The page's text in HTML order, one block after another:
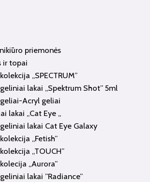
priemonės
ir topai
„SPECTRUM”
geliniai lakai „Spektrum Shot” 5ml
geliai-Acryl geliai
lakai „Cat Eye „
geliniai lakai Cat Eye Galaxy
„Fetish”
„TOUCH”
„Aurora”
geliniai lakai ”Radiance”